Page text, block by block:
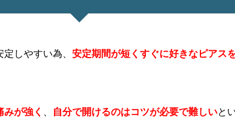
しやすい為、 安定期間が短くすぐに好きなピアス
みが強く 自分で開けるのはコツが必要で難しいと